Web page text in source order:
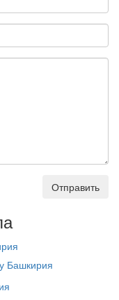
Отправить
Башкирия